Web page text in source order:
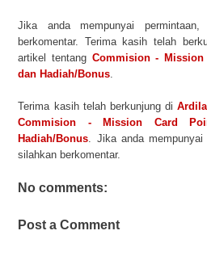
Jika anda mempunyai
berkomentar. Terima kasih telah
artikel tentang Commision -
dan Hadiah/Bonus.
Terima kasih telah berkunjung di
Commision - Mission Card
Hadiah/Bonus. Jika anda
silahkan berkomentar.
No comments:
Post a Comment